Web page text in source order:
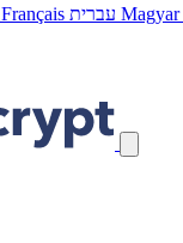
Français עברית Magyar